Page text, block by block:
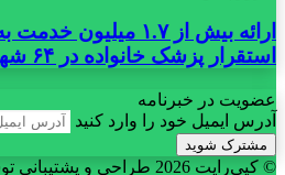
ارائه بیش از ۱.۷
استقرار پزشک خانواده در ۶۴ شهرستان
عضویت در خبرنامه
آدرس ایمیل خود را وارد کنید
© کپی‌رایت 2026 طراحی و پشتیبانی